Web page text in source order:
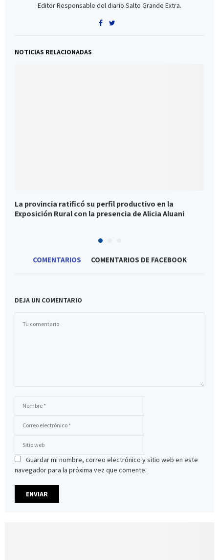
Editor Responsable del diario Salto Grande Extra.
NOTICIAS RELACIONADAS
La provincia ratificó su perfil productivo en la
Exposición Rural con la presencia de Alicia Aluani
COMENTARIOS COMENTARIOS DE FACEBOOK
DEJA UN COMENTARIO
Guardar mi nombre, correo electrónico y sitio web en este
navegador para la próxima vez que comente.